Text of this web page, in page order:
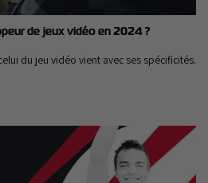
de jeux vidéo en 2024 ?
du jeu vidéo vient avec ses spécificités.